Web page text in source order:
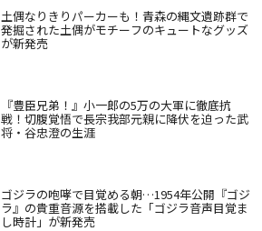
土偶なりきりパーカーも！青森の縄文遺跡群で
発掘された土偶がモチーフのキュートなグッズ
が新発売
『豊臣兄弟！』小一郎の5万の大軍に徹底抗
戦！切腹覚悟で長宗我部元親に降伏を迫った武
将・谷忠澄の生涯
ゴジラの咆哮で目覚める朝…1954年公開『ゴジ
ラ』の貴重音源を搭載した「ゴジラ音声目覚ま
し時計」が新発売